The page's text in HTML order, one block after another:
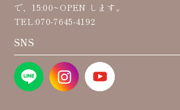
で、15:00~OPEN します。
TEL:070-7645-4192
SNS